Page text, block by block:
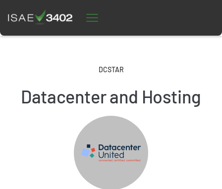
DCSTAR
Datacenter and Hosting